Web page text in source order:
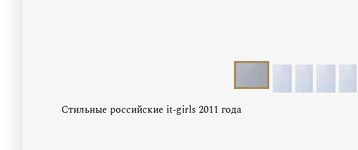
Стильные российские it-girls 2011 года